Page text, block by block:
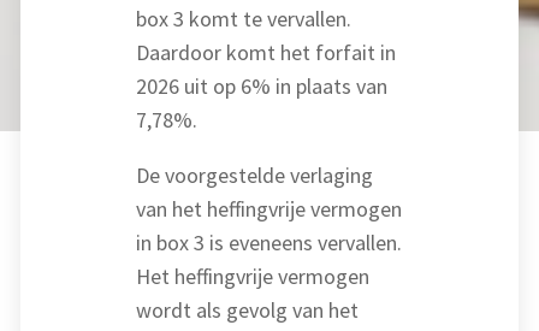
box 3 komt te vervallen.
Daardoor komt het forfait in
2026 uit op 6% in plaats van
7,78%.
De voorgestelde verlaging
van het heffingvrije vermogen
in box 3 is eveneens vervallen.
Het heffingvrije vermogen
wordt als gevolg van het